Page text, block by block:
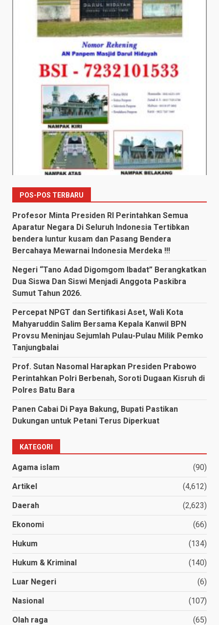
POS-POS TERBARU
Profesor Minta Presiden RI Perintahkan Semua
Aparatur Negara Di Seluruh Indonesia Tertibkan
bendera luntur kusam dan Pasang Bendera
Bercahaya Mewarnai Indonesia Merdeka !!!
Negeri “Tano Adad Digomgom Ibadat” Berangkatkan
Dua Siswa Dan Siswi Menjadi Anggota Paskibra
Sumut Tahun 2026.
Percepat NPGT dan Sertifikasi Aset, Wali Kota
Mahyaruddin Salim Bersama Kepala Kanwil BPN
Provsu Meninjau Sejumlah Pulau-Pulau Milik Pemko
Tanjungbalai
Prof. Sutan Nasomal Harapkan Presiden Prabowo
Perintahkan Polri Berbenah, Soroti Dugaan Kisruh di
Polres Batu Bara
Panen Cabai Di Paya Bakung, Bupati Pastikan
Dukungan untuk Petani Terus Diperkuat
KATEGORI
Agama islam (90)
Artikel (4,612)
Daerah (2,623)
Ekonomi (66)
Hukum (134)
Hukum & Kriminal (140)
Luar Negeri (6)
Nasional (107)
Olah raga (65)